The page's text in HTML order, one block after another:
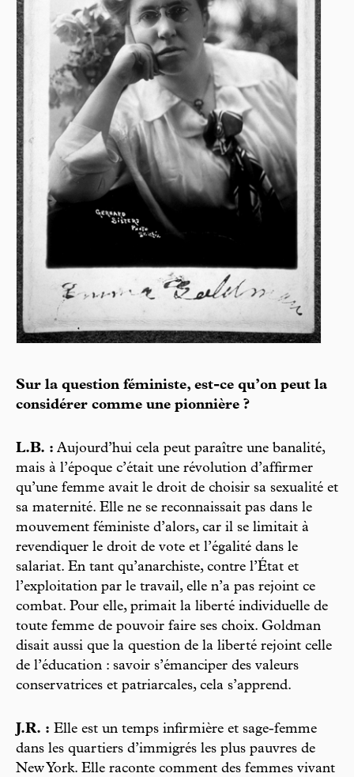
Sur la question féministe, est-ce qu’on peut la
considérer comme une pionnière ?
L.B. : Aujourd’hui cela peut paraître une banalité,
mais à l’époque c’était une révolution d’affirmer
qu’une femme avait le droit de choisir sa sexualité et
sa maternité. Elle ne se reconnaissait pas dans le
mouvement féministe d’alors, car il se limitait à
revendiquer le droit de vote et l’égalité dans le
salariat. En tant qu’anarchiste, contre l’État et
l’exploitation par le travail, elle n’a pas rejoint ce
combat. Pour elle, primait la liberté individuelle de
toute femme de pouvoir faire ses choix. Goldman
disait aussi que la question de la liberté rejoint celle
de l’éducation : savoir s’émanciper des valeurs
conservatrices et patriarcales, cela s’apprend.
J.R. : Elle est un temps infirmière et sage-femme
dans les quartiers d’immigrés les plus pauvres de
New York. Elle raconte comment des femmes vivant